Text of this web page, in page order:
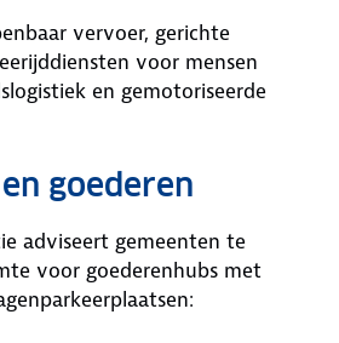
vervoer, gerichte
voor mensen
en gemotoriseerde
goederen
adviseert gemeenten te
voor goederenhubs met